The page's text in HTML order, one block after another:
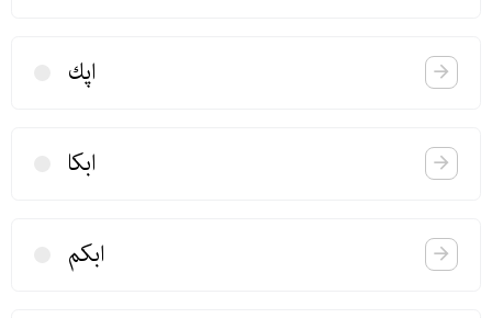
اپك
ابكا
ابكم